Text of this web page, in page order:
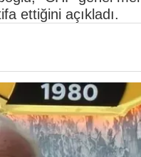
ettiğini açıkladı.